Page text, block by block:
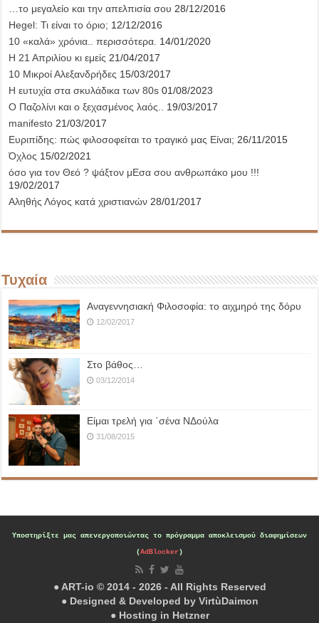
…το μεγαλείο και την απελπισία σου 28/12/2016
Hegel: Τι είναι το όριο; 12/12/2016
10 «καλά» χρόνια.. περισσότερα. 14/01/2020
Η 21 Απριλίου κι εμείς 21/04/2017
10 Μικροί Αλεξανδρήδες 15/03/2017
Η ευτυχία στα σκυλάδικα των 80s 01/08/2023
Ο Παζολίνι και ο ξεχασμένος λαός.. 19/03/2017
manifesto 21/03/2017
Ευριπίδης: πώς φιλοσοφείται το τραγικό μας Είναι; 26/11/2015
Όχλος 15/02/2021
όσο για τον Θεό ? ψάξτον μΕσα σου ανθρωπάκο μου !!!
19/02/2017
Αληθής Λόγος κατά χριστιανών 28/01/2017
Τυχαία
Αναγεννησιακή Φιλοσοφία: το αιχμηρό της δόρυ
12/02/2017
Στο βάθος…
03/12/2014
Είμαι τρελή για ΄σένα ΝΔούλα
31/08/2015
Υποστηρίξτε μας απενεργοποιώντας το πρόγραμμα αποκλεισμού διαφημίσεων
(AdBlocker)
● ART-io © 2014 - 2026 - All Rights Reserved
● Designed & Developed by VirtùDaimon
● Hosting in Hetzner